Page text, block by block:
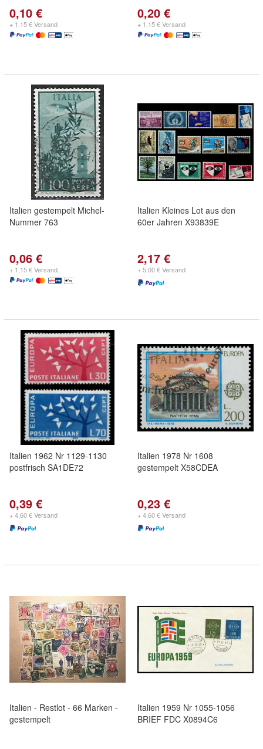
0,10 €
+ 1,15 € Versand
0,20 €
+ 1,15 € Versand
Italien gestempelt Michel-
Nummer 763
0,06 €
+ 1,15 € Versand
Italien Kleines Lot aus den
60er Jahren X93839E
2,17 €
+ 5,00 € Versand
Italien 1962 Nr 1129-1130
postfrisch SA1DE72
0,39 €
+ 4,60 € Versand
Italien 1978 Nr 1608
gestempelt X58CDEA
0,23 €
+ 4,60 € Versand
Italien - Restlot - 66 Marken -
gestempelt
Italien 1959 Nr 1055-1056
BRIEF FDC X0894C6